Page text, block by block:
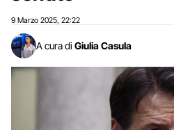
9 Marzo 2025 22:22
A cura di Giulia Casula